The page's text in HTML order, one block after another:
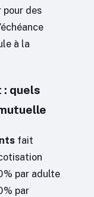
pour des
à la
: quels
fait
par adulte
par